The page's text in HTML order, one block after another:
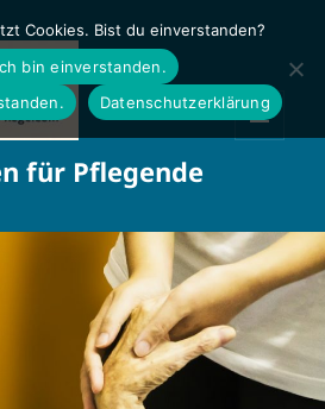
für Pflegende
Cookies. Bist du einverstanden?
bin einverstanden.
Datenschutzerklärung